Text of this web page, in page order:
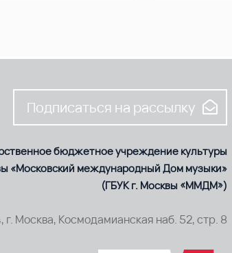
Подписаться на рассылку
бюджетное учреждение культуры
«Московский международный Дом музыки»
(ГБУК г. Москвы «ММДМ»)
г. Москва, Космодамианская наб. 52, стр. 8